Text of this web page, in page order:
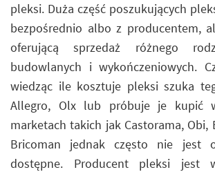
pleksi. Duża część poszukujących
bezpośrednio albo z producentem,
oferującą sprzedaż różnego
budowlanych i wykończeniowych.
wiedząc ile kosztuje pleksi szuka
Allegro, Olx lub próbuje je kupić
marketach takich jak Castorama, Obi,
Bricoman jednak często nie jest
dostępne. Producent pleksi jest